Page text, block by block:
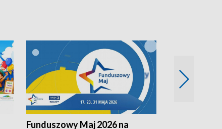
Funduszowy Maj 2026 na